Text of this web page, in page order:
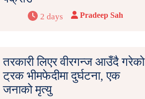
2 days Pradeep Sah
तरकारी लिएर वीरगन्ज आउँदै गरेको
ट्रक भीमफेदीमा दुर्घटना, एक
जनाको मृत्यु